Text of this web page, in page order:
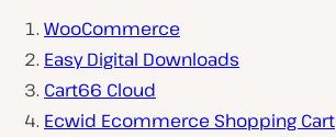
WooCommerce
Easy Digital Downloads
Cart66 Cloud
Ecwid Ecommerce Shopping Cart